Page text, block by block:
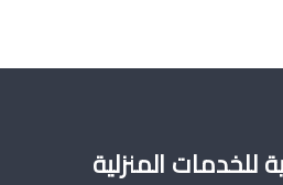
للخدمات المنزلية